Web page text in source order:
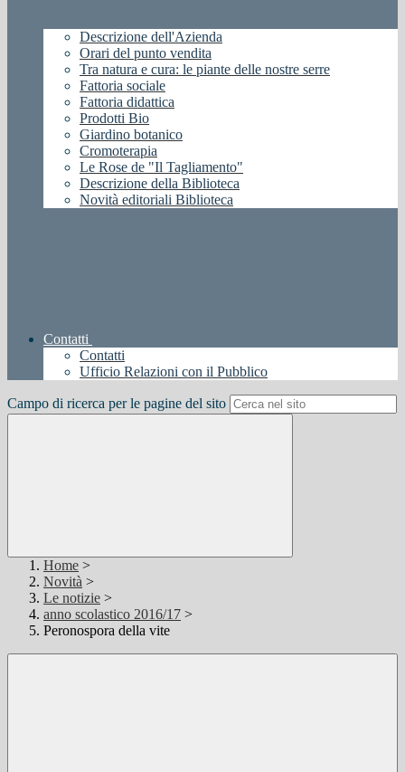
Descrizione dell'Azienda
Orari del punto vendita
Tra natura e cura: le piante delle nostre serre
Fattoria sociale
Fattoria didattica
Prodotti Bio
Giardino botanico
Cromoterapia
Le Rose de "Il Tagliamento"
Descrizione della Biblioteca
Novità editoriali Biblioteca
Contatti
Contatti
Ufficio Relazioni con il Pubblico
Campo di ricerca per le pagine del sito
Home >
Novità >
Le notizie >
anno scolastico 2016/17 >
Peronospora della vite